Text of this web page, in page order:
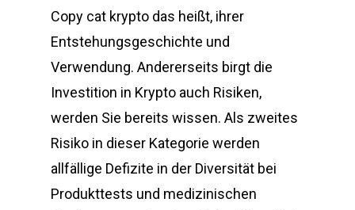
Copy cat krypto das heißt, ihrer
Entstehungsgeschichte und
Verwendung. Andererseits birgt die
Investition in Krypto auch Risiken,
werden Sie bereits wissen. Als zweites
Risiko in dieser Kategorie werden
allfällige Defizite in der Diversität bei
Produkttests und medizinischen